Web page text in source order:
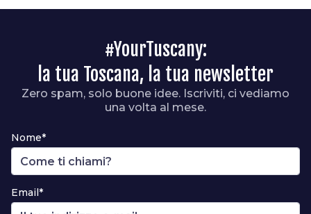
#YourTuscany:
la tua Toscana, la tua newsletter
Zero spam, solo buone idee. Iscriviti, ci vediamo
una volta al mese.
Nome*
Email*